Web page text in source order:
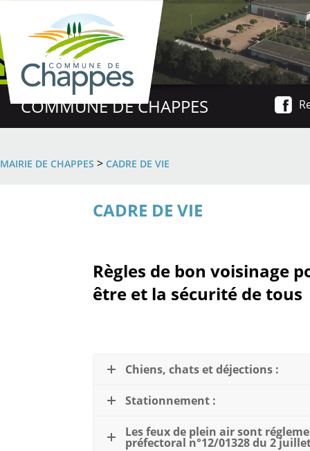
COMMUNE DE CHAPPES
MAIRIE DE CHAPPES > CADRE DE VIE
CADRE DE VIE
Règles de bon voisinage
être et la sécurité de tous
Chiens, chats et déjections :
Stationnement :
Les feux de plein air sont
préfectoral n°12/01328 du 2